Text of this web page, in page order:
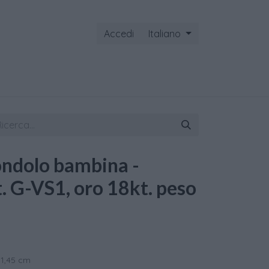
Accedi Italiano
bambina -
VS1, oro 18kt. peso
cm